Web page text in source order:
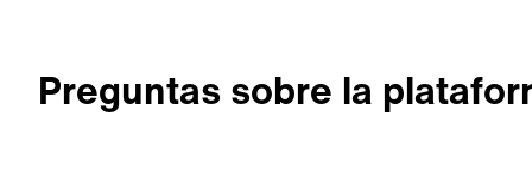
Preguntas sobre la